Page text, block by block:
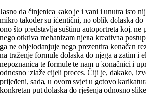
Jasno da činjenica kako je i vani i unutra isto
mikro također su identični, no oblik dolaska do
ono što predstavlja suštinu autoportreta koji ne
nego otkriva mehanizam njena kreativna
ga ne objelodanjuje nego prezentira konačan
na traženje formule dolaska do njega a zatim i
nepoznanica te formule te nam u konačnici i
odnosno izlaže cijeli proces. Čiji je, dakako,
prijeđeni, sada, u ovom svjetlu gotovo
konkretan put dolaska do rješenja odnosno